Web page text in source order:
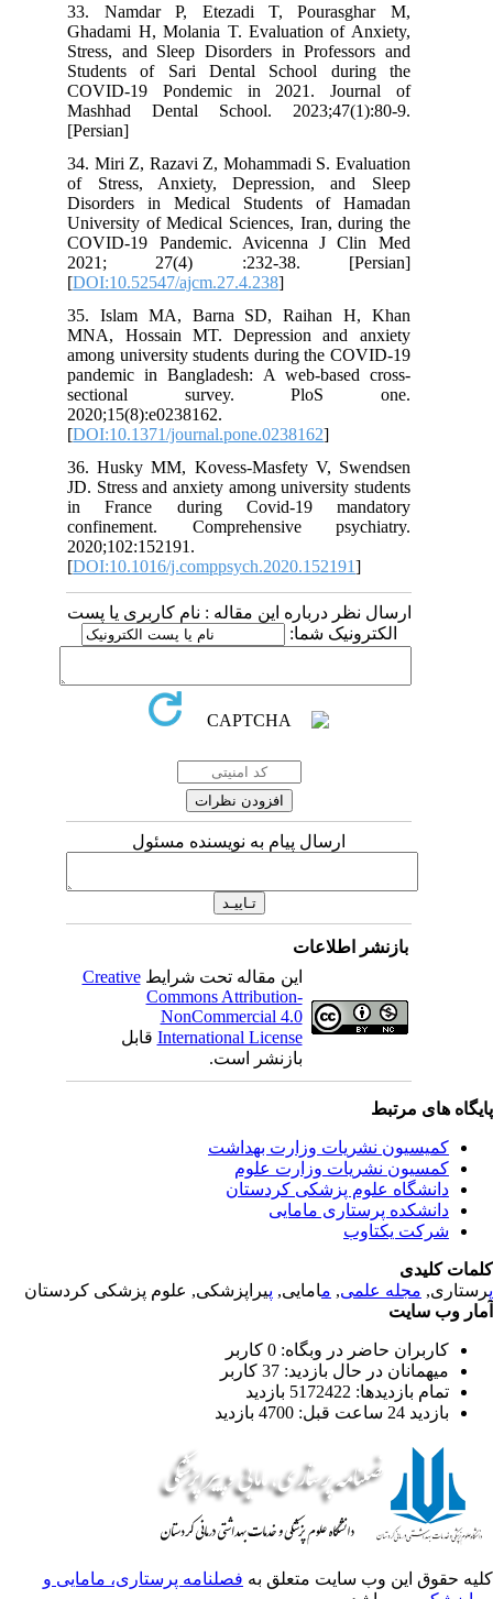
33. Namdar P, Etezadi T, Pourasghar M,
Ghadami H, Molania T. Evaluation of Anxiety,
Stress, and Sleep Disorders in Professors and
Students of Sari Dental School during the
COVID-19 Pondemic in 2021. Journal of
Mashhad Dental School. 2023;47(1):80-9.
[Persian]
34. Miri Z, Razavi Z, Mohammadi S. Evaluation
of Stress, Anxiety, Depression, and Sleep
Disorders in Medical Students of Hamadan
University of Medical Sciences, Iran, during the
COVID-19 Pandemic. Avicenna J Clin Med
2021; 27(4) :232-38. [Persian]
[DOI:10.52547/ajcm.27.4.238
35. Islam MA, Barna SD, Raihan H, Khan
MNA, Hossain MT. Depression and anxiety
among university students during the COVID-19
pandemic in Bangladesh: A web-based cross-
sectional survey. PloS one.
2020;15(8):e0238162.
[DOI:10.1371/journal.pone.0238162
36. Husky MM, Kovess-Masfety V, Swendsen
JD. Stress and anxiety among university students
in France during Covid-19 mandatory
confinement. Comprehensive psychiatry.
2020;102:152191.
[DOI:10.1016/j.comppsych.2020.152191
ارسال نظر درباره این مقاله : نام کاربری یا پست
الکترونیک شما:
ارسال پیام به نویسنده مسئول
بازنشر اطلاعات
این مقاله تحت شرایطCreative
Commons Attribution-
NonCommercial 4.0
International Licenseقابل
بازنشر است.
های مرتبط
کمیسیون نشریات وزارت بهداشت
کمسیون نشریات وزارت علوم
دانشگاه علوم پزشکی کردستان
دانشکده پرستاری مامایی
شرکت یکتاوب
کلیدی
مجله علمی, م امایی, پیراپزشکی, علوم پزشکی کردستان
وب سایت
کاربران حاضر در وبگاه: 0 کاربر
میهمانان در حال بازدید: 37 کاربر
تمام بازدید‌ها: 5172422 بازدید
بازدید 24 ساعت قبل: 4700 بازدید
حقوق این وب سایت متعلق بهفصلنامه پرستاری، مامایی و